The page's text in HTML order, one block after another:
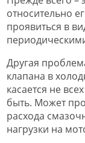
относительно
проявиться в
Другая
клапана в
касается не
быть. Может
расхода
нагрузки на